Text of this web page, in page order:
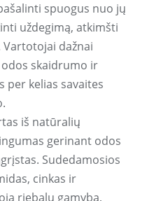
spuogus nuo jų
uždegimą, atkimšti
dažnai
skaidrumo ir
per kelias savaites
iš natūralių
gerinant odos
Sudedamosios
cinkas ir
riebalų gamybą,